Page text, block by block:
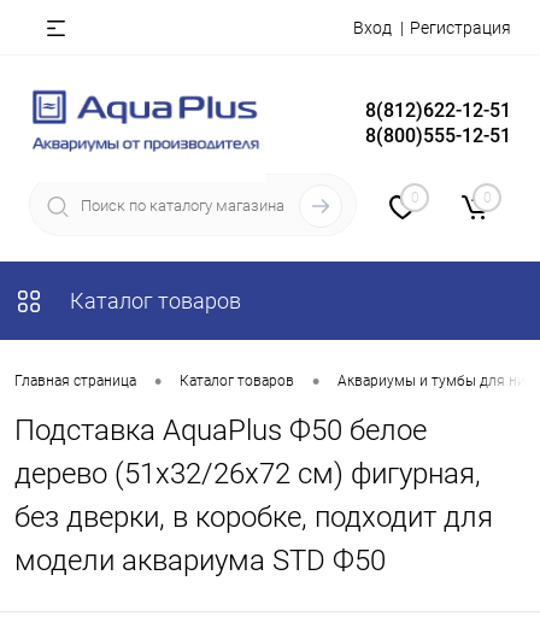
Вход Регистрация
8(812)622-12-51
8(800)555-12-51
0 0
Каталог товаров
Главная страница • Каталог товаров • Аквариумы и тумбы для них
Подставка AquaPlus Ф50 белое
дерево (51х32/26х72 см) фигурная,
без дверки, в коробке, подходит для
модели аквариума STD Ф50